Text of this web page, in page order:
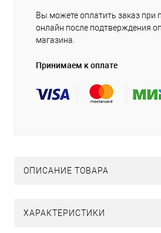
Вы можете оплатить заказ при
онлайн после подтверждения
магазина.
Принимаем к оплате
ОПИСАНИЕ ТОВАРА
ХАРАКТЕРИСТИКИ